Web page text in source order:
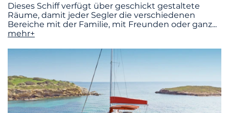
Dieses Schiff verfügt über geschickt gestaltete
Räume, damit jeder Segler die verschiedenen
Bereiche mit der Familie, mit Freunden oder ganz...
mehr+